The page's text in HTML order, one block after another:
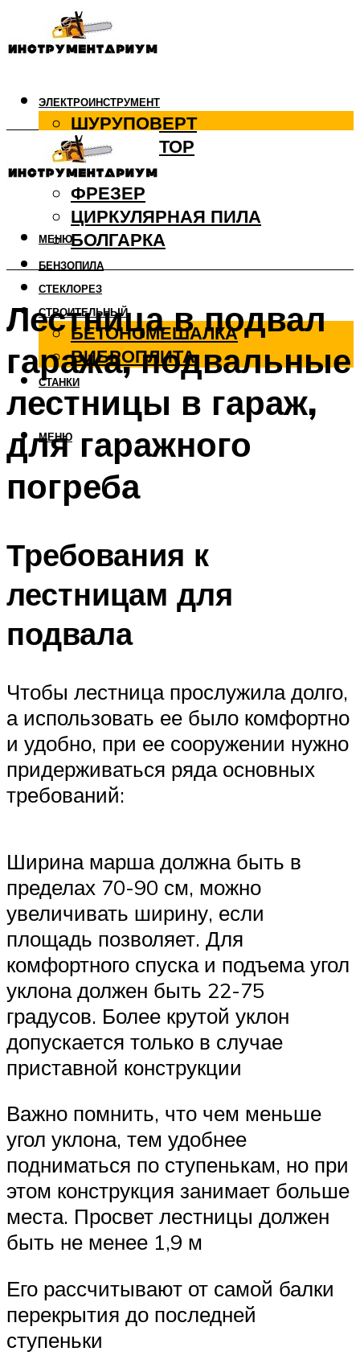
ЭЛЕКТРОИНСТРУМЕНТ
ШУРУПОВЕРТ
ПЕРФОРАТОР
ДРЕЛЬ
ФРЕЗЕР
ЦИРКУЛЯРНАЯ ПИЛА
БОЛГАРКА
БЕНЗОПИЛА
СТЕКЛОРЕЗ
СТРОИТЕЛЬНЫЙ
БЕТОНОМЕШАЛКА
ВИБРОПЛИТА
СТАНКИ
МЕНЮ
МЕНЮ
Лестница в подвал
гаража, подвальные
лестницы в гараж,
для гаражного
погреба
Требования к
лестницам для
подвала
Чтобы лестница прослужила долго,
а использовать ее было комфортно
и удобно, при ее сооружении нужно
придерживаться ряда основных
требований:
Ширина марша должна быть в
пределах 70-90 см, можно
увеличивать ширину, если
площадь позволяет. Для
комфортного спуска и подъема угол
уклона должен быть 22-75
градусов. Более крутой уклон
допускается только в случае
приставной конструкции
Важно помнить, что чем меньше
угол уклона, тем удобнее
подниматься по ступенькам, но при
этом конструкция занимает больше
места. Просвет лестницы должен
быть не менее 1,9 м
Его рассчитывают от самой балки
перекрытия до последней
ступеньки